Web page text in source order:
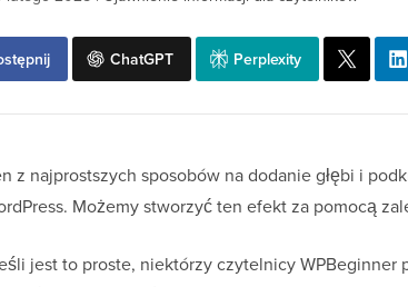
ChatGPT Perplexity
z najprostszych sposobów na dodanie głębi i
Możemy stworzyć ten efekt za pomocą
jest to proste, niektórzy czytelnicy WPBeginner